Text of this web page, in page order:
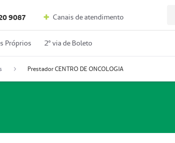
9087 Canais de atendimento
Próprios 2º via de Boleto
Prestador CENTRO DE ONCOLOGIA